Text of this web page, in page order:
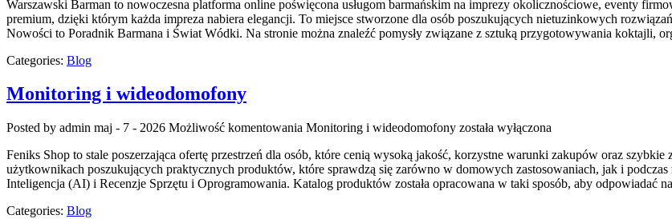
Warszawski Barman to nowoczesna platforma online poświęcona usługom barmańskim na imprezy okolicznościowe, eventy
premium, dzięki którym każda impreza nabiera elegancji. To miejsce stworzone dla osób poszukujących nietuzinkowych
Nowości to Poradnik Barmana i Świat Wódki. Na stronie można znaleźć pomysły związane z sztuką przygotowywania koktajli,
Categories: Blog
Monitoring i wideodomofony
Posted by admin maj - 7 - 2026 Możliwość komentowania Monitoring i wideodomofony została wyłączona
Feniks Shop to stale poszerzająca ofertę przestrzeń dla osób, które cenią wysoką jakość, korzystne warunki zakupów oraz
użytkownikach poszukujących praktycznych produktów, które sprawdzą się zarówno w domowych zastosowaniach, jak i
Inteligencja (AI) i Recenzje Sprzętu i Oprogramowania. Katalog produktów została opracowana w taki sposób, aby odpowiadać
Categories: Blog